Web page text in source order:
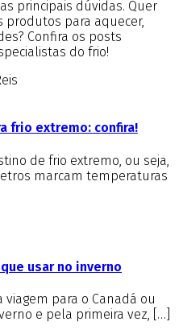
principais dúvidas. Quer
produtos para aquecer,
Confira os posts
do frio!
frio extremo: confira!
de frio extremo, ou seja,
marcam temperaturas
usar no inverno
para o Canadá ou
e pela primeira vez, […]